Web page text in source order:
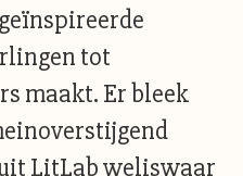
tot
maakt. Er bleek
LitLab weliswaar